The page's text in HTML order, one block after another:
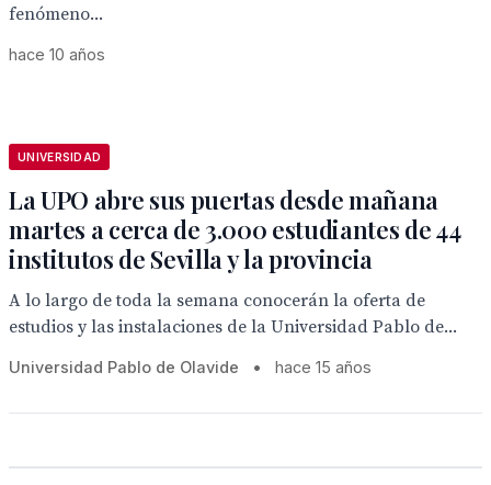
fenómeno...
hace 10 años
UNIVERSIDAD
La UPO abre sus puertas desde mañana
martes a cerca de 3.000 estudiantes de 44
institutos de Sevilla y la provincia
A lo largo de toda la semana conocerán la oferta de
estudios y las instalaciones de la Universidad Pablo de...
Universidad Pablo de Olavide • hace 15 años